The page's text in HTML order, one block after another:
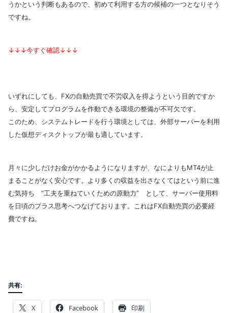
うかという判断もあるので、初めて利用する方の候補の一つとなりそう
ですね。
↓↓↓今すぐ確認↓↓↓
いずれにしても、FXの自動売買で不労収入を得ようという目的ですか
ら、安定してプログラムを作動できる環境の整備が不可欠です。
このため、システムトレードを行う環境としては、外部サーバーを利用
した仮想ディスクトップが最も適しています。
月々に少しだけお金がかかるようになりますが、なによりもMT4が止
まることがなく安心です。より多くの収益を出さなくてはという前に進
む気持ち ”工夫を重ねていくための原動力” として、サーバー使用料
を日頃のプラス思考へつなげております。これはFX自動売買の必要経
費ですね。
共有:
X Facebook 印刷